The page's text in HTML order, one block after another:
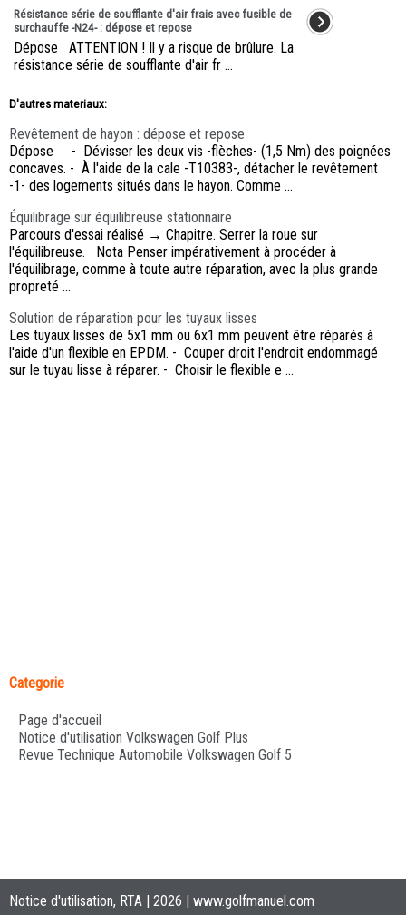
Résistance série de soufflante d'air frais avec fusible de
surchauffe -N24- : dépose et repose
Dépose ATTENTION ! Il y a risque de brûlure. La
résistance série de soufflante d'air fr ...
D'autres materiaux:
Revêtement de hayon : dépose et repose
Dépose - Dévisser les deux vis -flèches- (1,5 Nm) des poignées
concaves. - À l'aide de la cale -T10383-, détacher le revêtement
-1- des logements situés dans le hayon. Comme ...
Équilibrage sur équilibreuse stationnaire
Parcours d'essai réalisé → Chapitre. Serrer la roue sur
l'équilibreuse. Nota Penser impérativement à procéder à
l'équilibrage, comme à toute autre réparation, avec la plus grande
propreté ...
Solution de réparation pour les tuyaux lisses
Les tuyaux lisses de 5x1 mm ou 6x1 mm peuvent être réparés à
l'aide d'un flexible en EPDM. - Couper droit l'endroit endommagé
sur le tuyau lisse à réparer. - Choisir le flexible e ...
Categorie
Page d'accueil
Notice d'utilisation Volkswagen Golf Plus
Revue Technique Automobile Volkswagen Golf 5
Notice d'utilisation, RTA | 2026 | www.golfmanuel.com